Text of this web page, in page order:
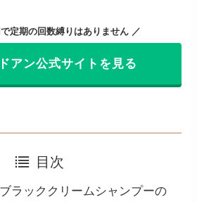
定期の回数縛りはありません ／
アン公式サイトを見る
目次
ラッククリームシャンプーの